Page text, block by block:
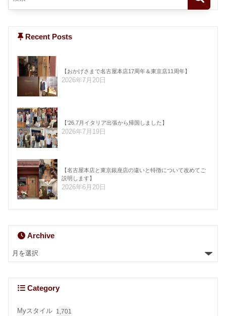
Recent Posts
【おかげさまで名古屋本店17周年＆東京店11周年】
2026年7月20日
【’26.7月イタリア出張から帰国しました】
2026年7月19日
【名古屋本店と東京銀座店の違いと特徴について改めてご
説明します】
2026年6月20日
Archive
Category
Myスタイル 1,701